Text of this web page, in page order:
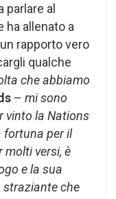
parlare al
ha allenato a
rapporto vero
qualche
che abbiamo
– mi sono
vinto la Nations
fortuna per il
molti versi, è
e la sua
straziante che